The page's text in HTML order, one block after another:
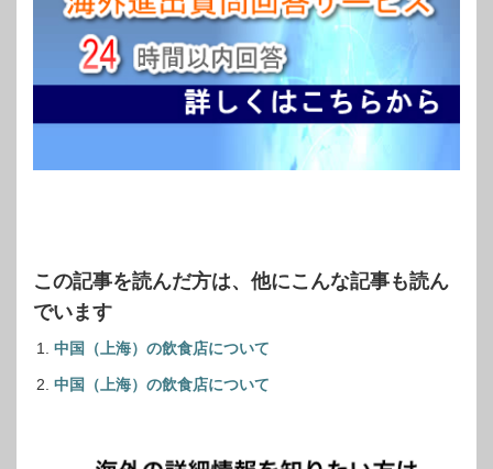
この記事を読んだ方は、他にこんな記事も読ん
でいます
中国（上海）の飲食店について
中国（上海）の飲食店について